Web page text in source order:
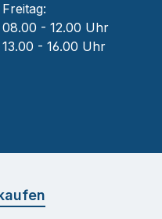
Freitag:
08.00 - 12.00 Uhr
13.00 - 16.00 Uhr